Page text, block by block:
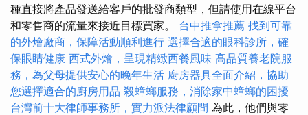
種直接將產品發送給客戶的批發商類型，但請使用在線平台
和零售商的流量來接近目標買家。 台中推拿推薦 找到可靠
的外燴廠商，保障活動順利進行 選擇合適的眼科診所，確
保眼睛健康 西式外燴，呈現精緻西餐風味 高品質養老院服
務，為父母提供安心的晚年生活 廚房器具全面介紹，協助
您選擇適合的廚房用品 殺蟑螂服務，消除家中蟑螂的困擾
台灣前十大律師事務所，實力派法律顧問 為此，他們與零